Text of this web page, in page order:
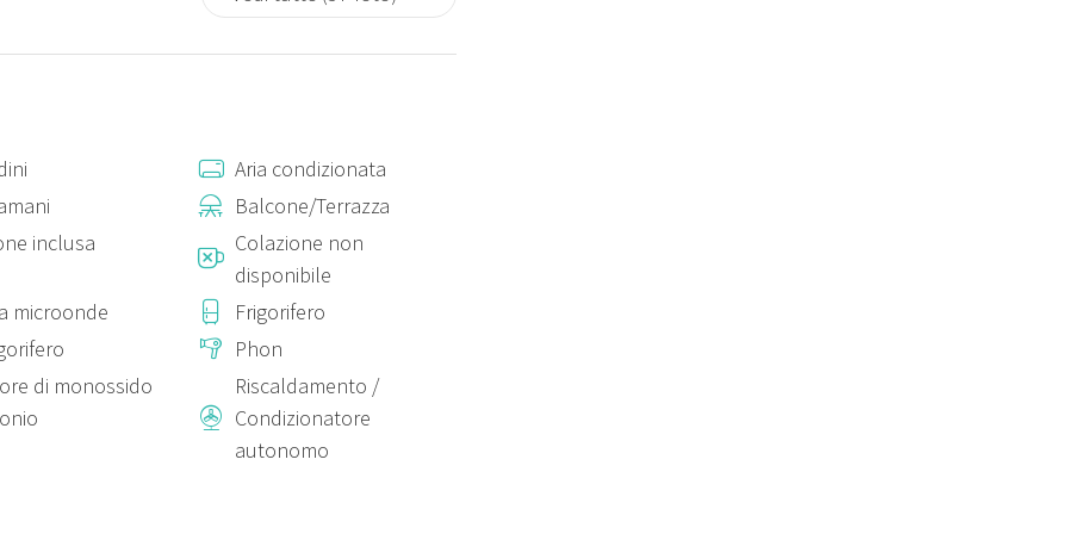
del cliente, e previa accettazione, è richiesto un
euro 30,00;
accettazione, dalle 6 alle 8 è richiesto un costo extra di
Aria condizionata
Balcone/Terrazza
inclusa
Colazione non
disponibile
microonde
Frigorifero
Phon
di monossido
Riscaldamento /
Condizionatore
autonomo